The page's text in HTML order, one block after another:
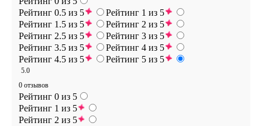
Рейтинг 0.5 из 5
Рейтинг 1 из 5
Рейтинг 1.5 из 5
Рейтинг 2 из 5
Рейтинг 2.5 из 5
Рейтинг 3 из 5
Рейтинг 3.5 из 5
Рейтинг 4 из 5
Рейтинг 4.5 из 5
Рейтинг 5 из 5
5.0
0 отзывов
Рейтинг 0 из 5
Рейтинг 1 из 5
Рейтинг 2 из 5